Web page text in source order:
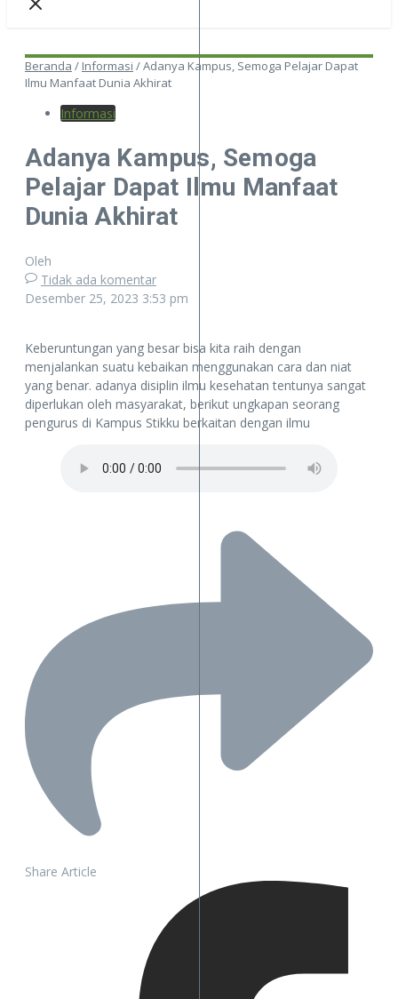
Beranda / Informasi /Adanya Kampus, Semoga Pelajar Dapat
Ilmu Manfaat Dunia Akhirat
Informasi
Adanya Kampus, Semoga
Pelajar Dapat Ilmu Manfaat
Dunia Akhirat
Oleh
Tidak ada komentar
Desember 25, 2023 3:53 pm
Keberuntungan yang besar bisa kita raih dengan
menjalankan suatu kebaikan menggunakan cara dan niat
yang benar. adanya disiplin ilmu kesehatan tentunya sangat
diperlukan oleh masyarakat, berikut ungkapan seorang
pengurus di Kampus Stikku berkaitan dengan ilmu
Share Article